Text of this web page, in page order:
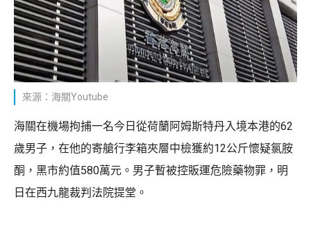
來源：海關Youtube
海關在機場拘捕一名今日從荷蘭阿姆斯特丹入境本港的62
歲男子，在他的寄艙行李箱夾層中檢獲約12公斤懷疑氯胺
酮，黑市約值580萬元。男子暫被控販運危險藥物罪，明
日在西九龍裁判法院提堂。